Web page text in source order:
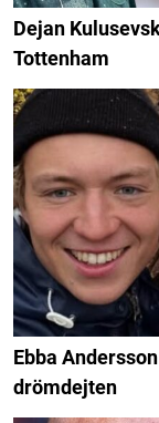
Dejan
Tottenham
Ebba
drömdejten